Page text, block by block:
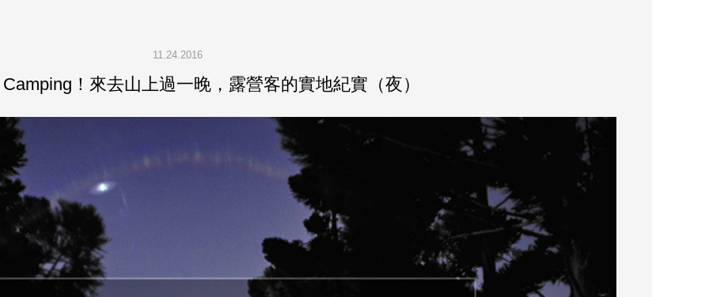
11.24.2016
Camping！來去山上過一晚，露營客的實地紀實（夜）